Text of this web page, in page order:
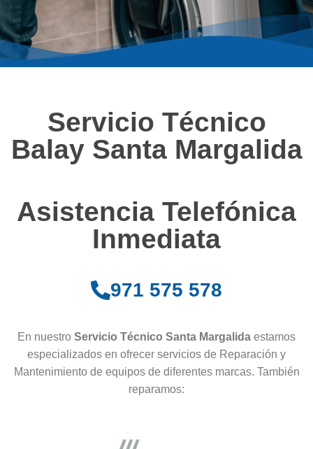
Servicio Técnico
Balay Santa Margalida
Asistencia Telefónica
Inmediata
971 575 578
En nuestro Servicio Técnico Santa Margalida estamos
especializados en ofrecer servicios de Reparación y
Mantenimiento de equipos de diferentes marcas. También
reparamos: